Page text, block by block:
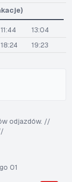
01
11:44
13:04
18:24 19:23
odjazdów. //